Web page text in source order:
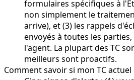
formulaires spécifiques à
non simplement le
arrive), et (3) les rappels
envoyés à toutes les
l'agent. La plupart des TC
meilleurs sont proactifs.
Comment savoir si mon TC